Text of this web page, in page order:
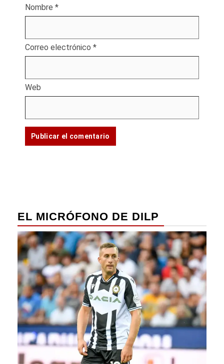
Nombre *
Correo electrónico *
Web
EL MICRÓFONO DE DILP